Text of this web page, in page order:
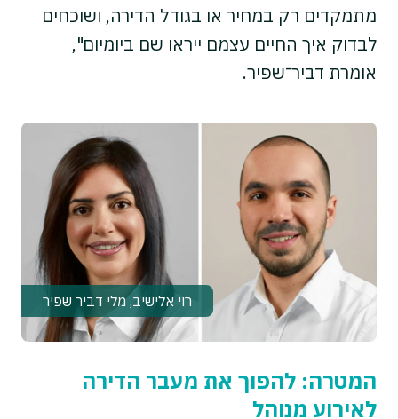
מתמקדים רק במחיר או בגודל הדירה, ושוכחים
לבדוק איך החיים עצמם ייראו שם ביומיום",
אומרת דביר־שפיר.
רוי אלישיב, מלי דביר שפיר
המטרה: להפוך את מעבר הדירה
לאירוע מנוהל